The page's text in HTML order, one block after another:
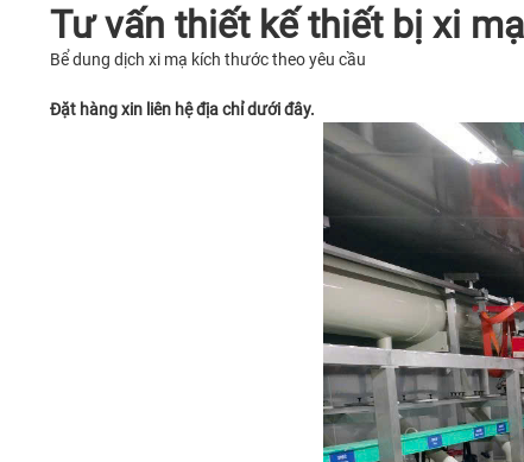
Tư vấn thiết kế thiết bị xi
Bể dung dịch xi mạ kích thước theo yêu cầu
Đặt hàng xin liên hệ địa chỉ dưới đây.